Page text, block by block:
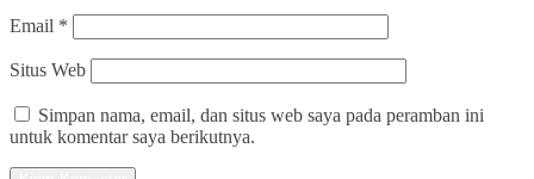
Email *
Situs Web
Simpan nama, email, dan situs web saya pada peramban ini
untuk komentar saya berikutnya.